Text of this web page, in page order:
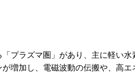
プラズマ圏」があり、主に軽い水
増加し、電磁波動の伝搬や、高エ